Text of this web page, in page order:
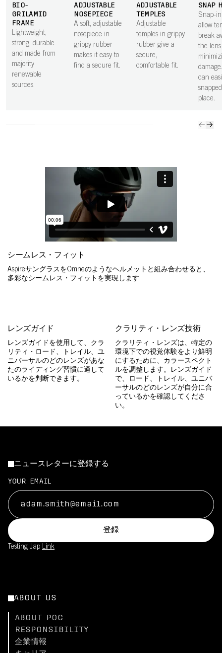
BIO-
GRILAMID
FRAME
Lightweight,
strong, durable
and made from
majority
renewable
sources.
ADJUSTABLE
NOSEPIECE
A soft, adjustable
nosepiece in
grippy rubber
makes it easy to
find a secure fit.
ADJUSTABLE
TEMPLES
Adjustable
temples in grippy
rubber give a
secure,
comfortable fit.
SNAP
Snap-
allow
break
the
can
place.
シームレス・フィット
AspireサングラスをOmneのようなヘルメットと組み合わせると、
多彩なシームレス・フィットを実現します
レンズガイド
レンズガイドを使用して、クラ
リティ・ロード、トレイル、ユ
ニバーサルのどのレンズがあな
たのライディング習慣に適して
いるかを判断できます。
クラリティ・レンズ技術
クラリティ・レンズは、特定の
環境下での視覚体験をより鮮明
にするために、カラースペクト
ルを調整します。レンズガイド
で、ロード、トレイル、ユニバ
ーサルのどのレンズが自分に合
っているかを確認してくださ
い。
ニュースレターに登録する
YOUR EMAIL
登録
Testing Jap Link
ABOUT US
ABOUT POC
RESPONSIBILITY
企業情報